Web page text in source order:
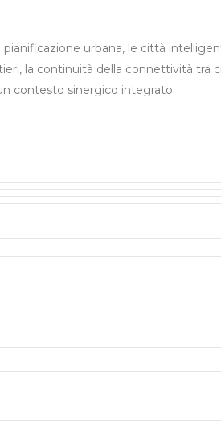
urbana, le città
la continuità della connettività tra
contesto sinergico integrato.